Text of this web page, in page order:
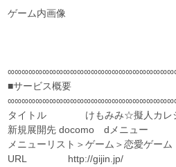
ゲーム内画像
■サービス概要
タイトル けもみみ☆擬人カレ
新規展開先 docomo dメニュー
メニューリスト＞ゲーム＞恋愛ゲーム
URL http://gijin.jp/